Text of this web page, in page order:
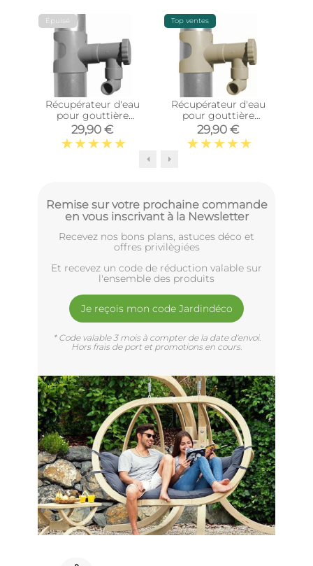
Épuisé
Récupérateur d'eau
pour gouttière
circulaire (Gris)
29,90 €
Top ventes
Récupérateur d'eau
pour gouttière
circulaire (Sable)
29,90 €
Remise sur votre prochaine commande
en vous inscrivant à la Newsletter
Recevez nos bons plans, astuces déco et
offres privilègiées
Et recevez un code de réduction valable sur
l'ensemble des produits
Je reçois mon code Jardindéco
* Code valable 3 mois à compter de la date d'envoi.
Hors frais de port et promotions en cours.